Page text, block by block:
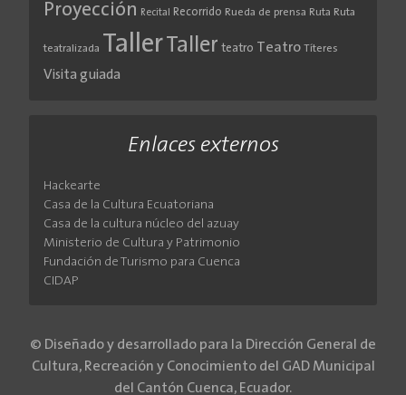
Proyección Recital Recorrido Rueda de prensa Ruta Ruta
teatralizada Taller Taller teatro Teatro Títeres
Visita guiada
Enlaces externos
Hackearte
Casa de la Cultura Ecuatoriana
Casa de la cultura núcleo del azuay
Ministerio de Cultura y Patrimonio
Fundación de Turismo para Cuenca
CIDAP
© Diseñado y desarrollado para la Dirección General de
Cultura, Recreación y Conocimiento del GAD Municipal
del Cantón Cuenca, Ecuador.